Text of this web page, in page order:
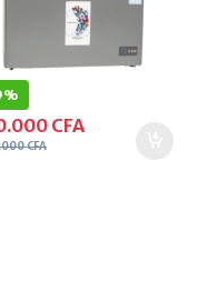
CFA
CFA